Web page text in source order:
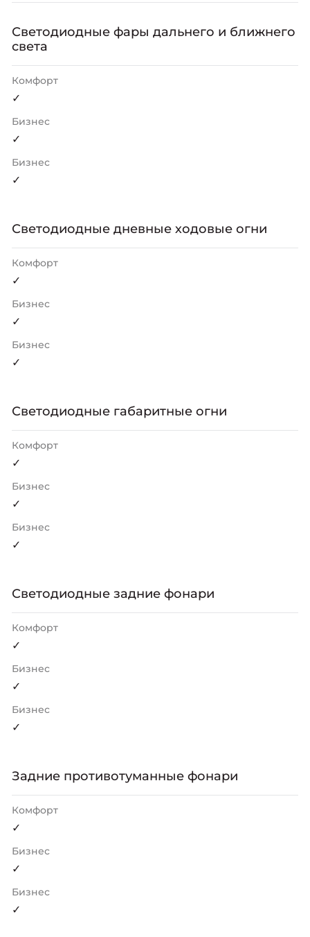
Светодиодные фары дальнего и ближнего
света
Комфорт
✓
Бизнес
✓
Бизнес
✓
Светодиодные дневные ходовые огни
Комфорт
✓
Бизнес
✓
Бизнес
✓
Светодиодные габаритные огни
Комфорт
✓
Бизнес
✓
Бизнес
✓
Светодиодные задние фонари
Комфорт
✓
Бизнес
✓
Бизнес
✓
Задниe противотуманные фонари
Комфорт
✓
Бизнес
✓
Бизнес
✓